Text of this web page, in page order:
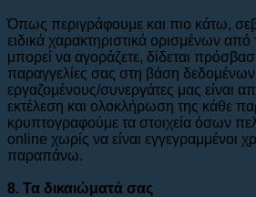
Όπως περιγράφουμε και πιο κάτω,
ειδικά χαρακτηριστικά ορισμένων
μπορεί να αγοράζετε, δίδεται
παραγγελίες σας στη βάση
εργαζομένους/συνεργάτες μας είναι
εκτέλεση και ολοκλήρωση της κάθε
κρυπτογραφούμε τα στοιχεία όσων
online χωρίς να είναι εγγεγραμμένοι
παραπάνω.
8. Τα δικαιώματά σας